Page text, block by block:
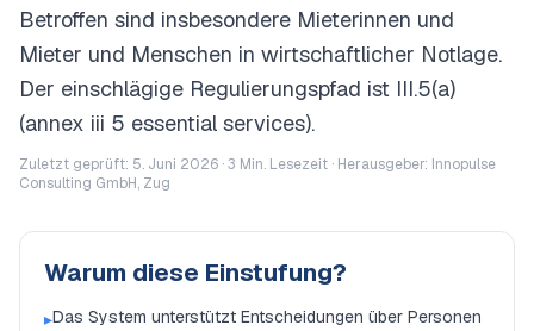
Betroffen sind insbesondere Mieterinnen und
Mieter und Menschen in wirtschaftlicher Notlage.
Der einschlägige Regulierungspfad ist III.5(a)
(annex iii 5 essential services).
Zuletzt geprüft: 5. Juni 2026 ·3 Min. Lesezeit · Herausgeber: Innopulse
Consulting GmbH, Zug
Warum diese Einstufung?
▸Das System unterstützt Entscheidungen über Personen